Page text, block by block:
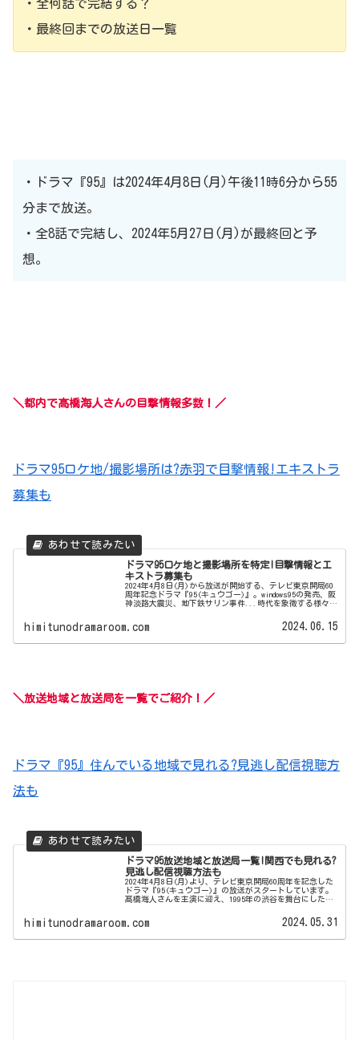
・全何話で完結する？
・最終回までの放送日一覧
・ドラマ『95』は2024年4月8日(月)午後11時6分から55
分まで放送。
・全8話で完結し、2024年5月27日(月)が最終回と予
想。
＼都内で髙橋海人さんの目撃情報多数！／
ドラマ95ロケ地/撮影場所は?赤羽で目撃情報!エキストラ
募集も
ドラマ95ロケ地と撮影場所を特定!目撃情報とエ
キストラ募集も
2024年4月8日(月)から放送が開始する、テレビ東京開局60
周年記念ドラマ『95(キュウゴー)』。windows95の発売、阪
神淡路大震災、地下鉄サリン事件...時代を象徴する様々な
himitunodramaroom.com 2024.06.15
＼放送地域と放送局を一覧でご紹介！／
ドラマ『95』住んでいる地域で見れる?見逃し配信視聴方
法も
ドラマ95放送地域と放送局一覧!関西でも見れる?
見逃し配信視聴方法も
2024年4月8日(月)より、テレビ東京開局60周年を記念した
ドラマ『95(キュウゴー)』の放送がスタートしています。
髙橋海人さんを主演に迎え、1995年の渋谷を舞台にした刺
himitunodramaroom.com 2024.05.31